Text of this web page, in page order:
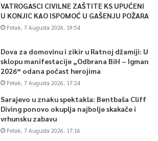
VATROGASCI CIVILNE ZAŠTITE KS UPUĆENI
U KONJIC KAO ISPOMOĆ U GAŠENJU POŽARA
Petak, 7 Augusta 2026, 19:54
Dova za domovinu i zikir u Ratnoj džamiji: U
sklopu manifestacije „Odbrana BiH – Igman
2026“ odana počast herojima
Petak, 7 Augusta 2026, 17:24
Sarajevo u znaku spektakla: Bentbaša Cliff
Diving ponovo okuplja najbolje skakače i
vrhunsku zabavu
Petak, 7 Augusta 2026, 17:16